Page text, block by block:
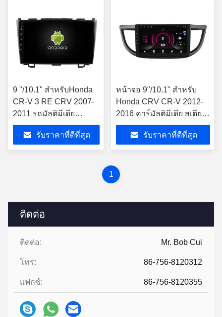
ติดต่อ
ติดต่อ: Mr. Bob Cui
โทร: 86-756-8120312
แฟกซ์: 86-756-8120355
9 "/10.1" สำหรับHonda
CR-V 3 RE CRV 2007-
2011 รถมัลติมีเดีย
สเตอริโอGPS CarPlayผู้
เล่น
รับราคาที่ดีที่สุด
หน้าจอ 9"/10.1" สําหรับ
Honda CRV CR-V 2012-
2016 คาร์มัลติมีเดีย สเตีย
โร GPS CarPlay Player
รับราคาที่ดีที่สุด
1